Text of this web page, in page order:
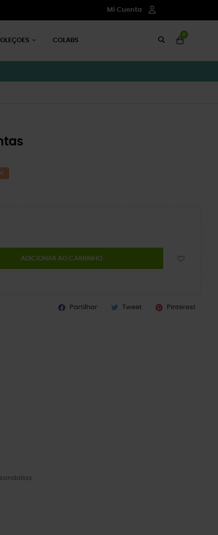
Mi Cuenta
COLABS
0
€
ADICIONAR AO CARRINHO
Partilhar Tweet Pinterest